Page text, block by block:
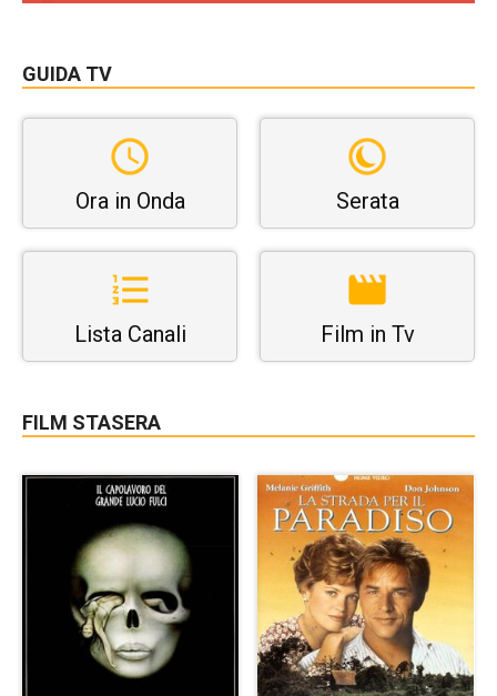
GUIDA TV
Ora in Onda Serata
Lista Canali Film in Tv
FILM STASERA